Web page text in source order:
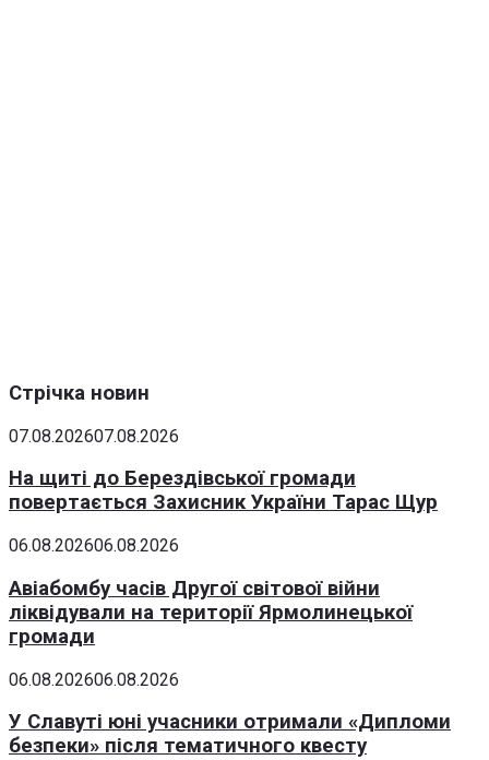
Стрічка новин
07.08.202607.08.2026
На щиті до Берездівської громади
повертається Захисник України Тарас Щур
06.08.202606.08.2026
Авіабомбу часів Другої світової війни
ліквідували на території Ярмолинецької
громади
06.08.202606.08.2026
У Славуті юні учасники отримали «Дипломи
безпеки» після тематичного квесту